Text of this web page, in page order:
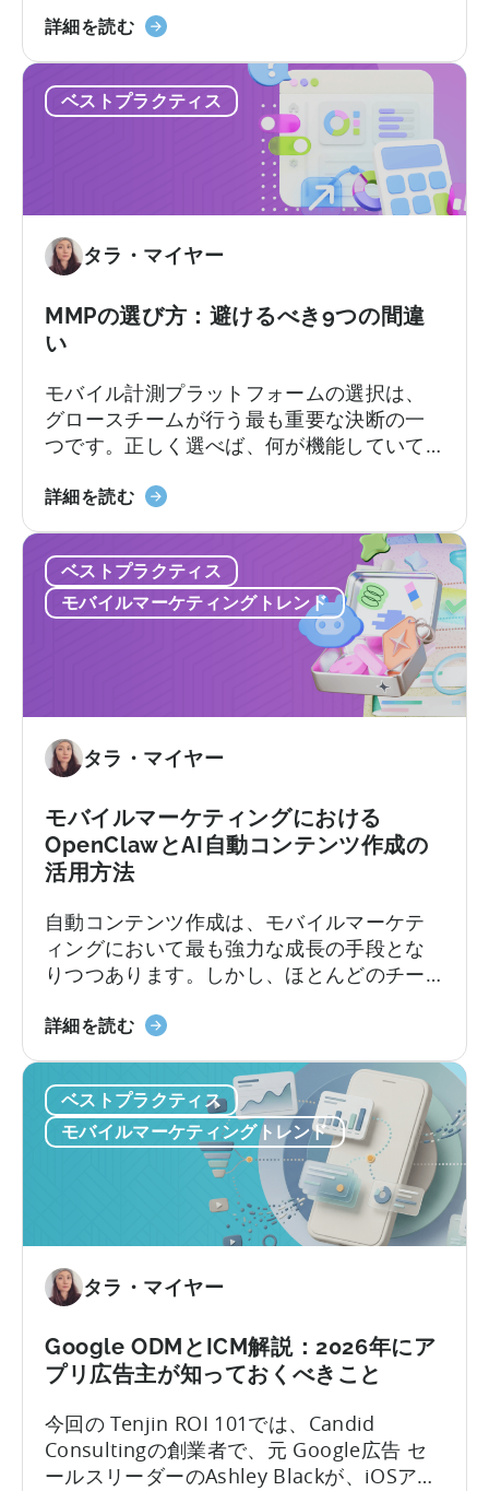
のうちに動作するコードが手に入ります。
れた代償が伴います。 問題はここにありま
す。LLMにモバイルSDKの統合を依頼する
詳細を読む「Tenjin
合
ア
ス
ト
の
活
方
開
発
者
に
い
て
ベストプラクティス
タラ・マイヤー
MMPの選び方：避けるべき9つの間違
い
モバイル計測プラットフォームの選択は、
グロースチームが行う最も重要な決断の一
つです。正しく選べば、何が機能していて
を配分すべきかが明確になります。しか
使いこなせないプラットフォームに料金を
支払ったり、来るはずのないサポートを待
ち続けることになります。契約後、あちこ
ちで予期せぬコストが発生するかもしれま
詳細を読む「MMP
び
方：
避
9
の
間
い」
に
つ
い
ベストプラクティス
モバイルマーケティングトレンド
タラ・マイヤー
モバイルマーケティングにおける
OpenClawとAI自動コンテンツ作成の
活用方法
自動コンテンツ作成は、モバイルマーケテ
ィングにおいて最も強力な成長の手段とな
りつつあります。しかし、ほとんどのチー
す。加速し続けるコンテンツサイクルに追
ームにわたるコンテンツのアイデア出し、
スクリプト作成、編集、公開を手作業で行
っているのです。
詳細を読む「モ
ル
マ
ー
グ
お
い
て
OpenClaw
と
AI
ベストプラクティス
モバイルマーケティングトレンド
タラ・マイヤー
Google ODMとICM解説：2026年にア
プリ広告主が知っておくべきこと
今回の Tenjin ROI 101では、Candid
Consultingの創業者で、元 Google広告 セ
ールスリーダーのAshley Blackが、iOSアプ